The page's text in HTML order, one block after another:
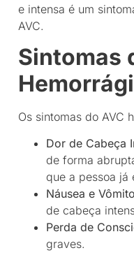
e intensa é um
AVC.
Sintomas
Os sintomas do AVC
Dor de Cabeça
de forma
que a pessoa já
Náusea e Vômito
de cabeça
Perda de
graves.